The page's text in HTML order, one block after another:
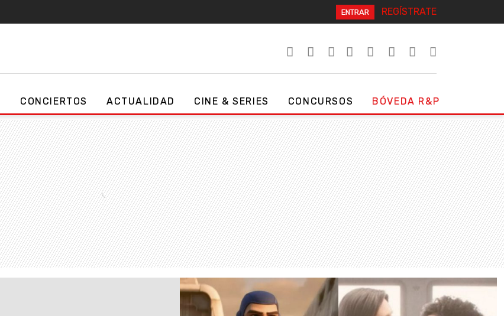
ENTRAR REGÍSTRATE
CONCIERTOS ACTUALIDAD CINE & SERIES CONCURSOS BÓVEDA R&P